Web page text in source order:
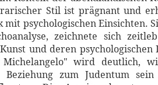
Stil ist prägnant und
psychologischen Einsichten.
zeichnete sich
und deren psychologischen
wird deutlich,
zum Judentum sein